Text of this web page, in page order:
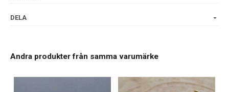
DELA
Andra produkter från samma varumärke